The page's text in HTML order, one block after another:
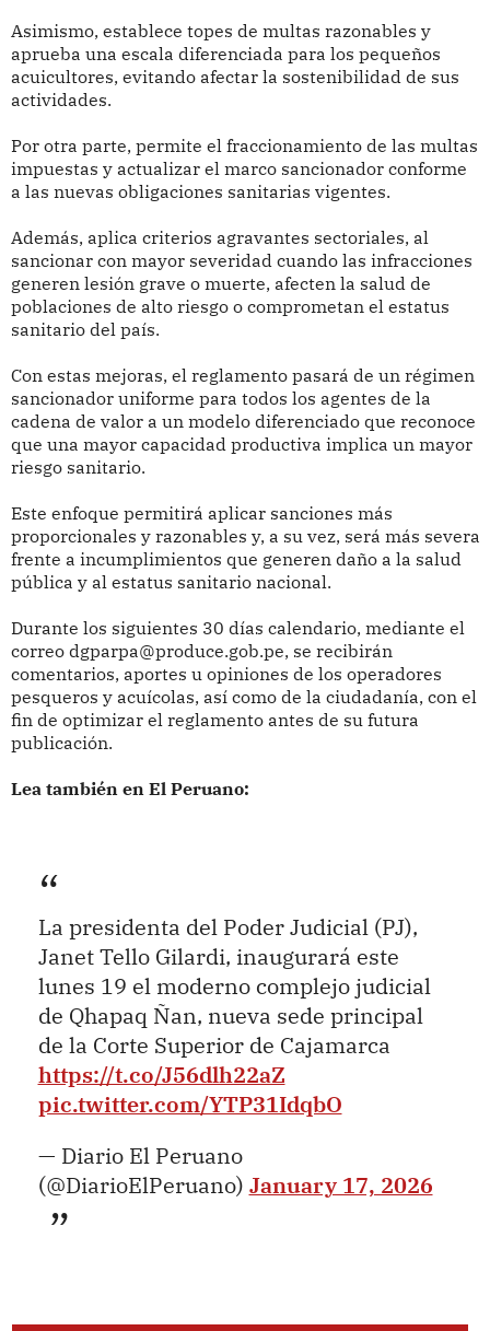
Asimismo, establece topes de multas razonables y
aprueba una escala diferenciada para los pequeños
acuicultores, evitando afectar la sostenibilidad de sus
actividades.
Por otra parte, permite el fraccionamiento de las multas
impuestas y actualizar el marco sancionador conforme
a las nuevas obligaciones sanitarias vigentes.
Además, aplica criterios agravantes sectoriales, al
sancionar con mayor severidad cuando las infracciones
generen lesión grave o muerte, afecten la salud de
poblaciones de alto riesgo o comprometan el estatus
sanitario del país.
Con estas mejoras, el reglamento pasará de un régimen
sancionador uniforme para todos los agentes de la
cadena de valor a un modelo diferenciado que reconoce
que una mayor capacidad productiva implica un mayor
riesgo sanitario.
Este enfoque permitirá aplicar sanciones más
proporcionales y razonables y, a su vez, será más severa
frente a incumplimientos que generen daño a la salud
pública y al estatus sanitario nacional.
Durante los siguientes 30 días calendario, mediante el
correo dgparpa@produce.gob.pe, se recibirán
comentarios, aportes u opiniones de los operadores
pesqueros y acuícolas, así como de la ciudadanía, con el
fin de optimizar el reglamento antes de su futura
publicación.
Lea también en El Peruano:
La presidenta del Poder Judicial (PJ),
Janet Tello Gilardi, inaugurará este
lunes 19 el moderno complejo judicial
de Qhapaq Ñan, nueva sede principal
de la Corte Superior de Cajamarca
https://t.co/J56dlh22aZ
pic.twitter.com/YTP31IdqbO
— Diario El Peruano
(@DiarioElPeruano) January 17, 2026